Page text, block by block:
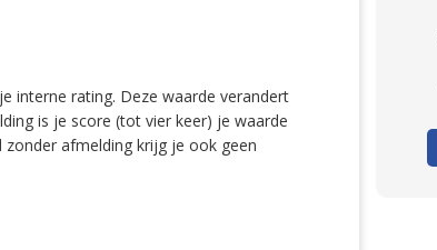
interne rating. Deze waarde verandert
is je score (tot vier keer) je waarde
afmelding krijg je ook geen